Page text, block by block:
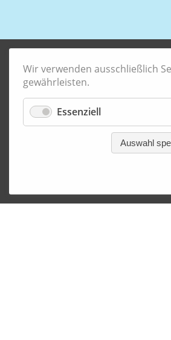
Wir verwenden ausschließlich
gewährleisten.
Essenziell
Auswahl